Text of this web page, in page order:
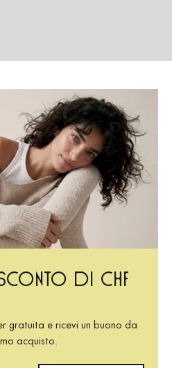
di CHF
gratuita e ricevi un buono da
acquisto.